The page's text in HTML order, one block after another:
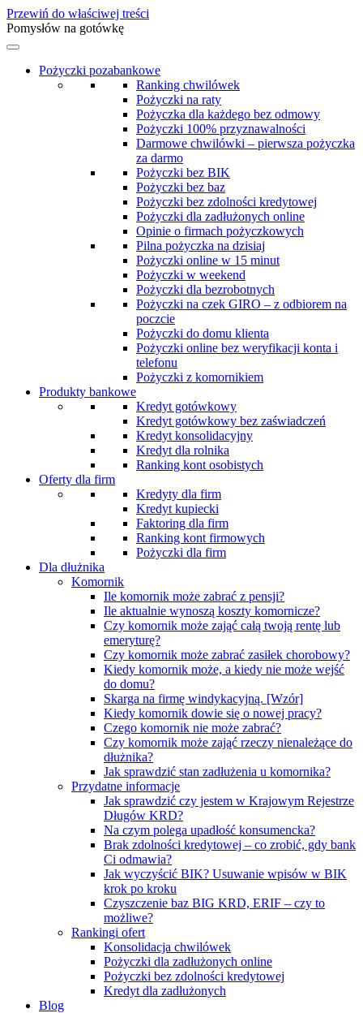
Przewiń do właściwej treści
Pomysłów na gotówkę
Pożyczki pozabankowe
Ranking chwilówek
Pożyczki na raty
Pożyczka dla każdego bez odmowy
Pożyczki 100% przyznawalności
Darmowe chwilówki – pierwsza pożyczka
za darmo
Pożyczki bez BIK
Pożyczki bez baz
Pożyczki bez zdolności kredytowej
Pożyczki dla zadłużonych online
Opinie o firmach pożyczkowych
Pilna pożyczka na dzisiaj
Pożyczki online w 15 minut
Pożyczki w weekend
Pożyczki dla bezrobotnych
Pożyczki na czek GIRO – z odbiorem na
poczcie
Pożyczki do domu klienta
Pożyczki online bez weryfikacji konta i
telefonu
Pożyczki z komornikiem
Produkty bankowe
Kredyt gotówkowy
Kredyt gotówkowy bez zaświadczeń
Kredyt konsolidacyjny
Kredyt dla rolnika
Ranking kont osobistych
Oferty dla firm
Kredyty dla firm
Kredyt kupiecki
Faktoring dla firm
Ranking kont firmowych
Pożyczki dla firm
Dla dłużnika
Komornik
Ile komornik może zabrać z pensji?
Ile aktualnie wynoszą koszty komornicze?
Czy komornik może zająć całą twoją rentę lub
emeryturę?
Czy komornik może zabrać zasiłek chorobowy?
Kiedy komornik może, a kiedy nie może wejść
do domu?
Skarga na firmę windykacyjną. [Wzór]
Kiedy komornik dowie się o nowej pracy?
Czego komornik nie może zabrać?
Czy komornik może zająć rzeczy nienależące do
dłużnika?
Jak sprawdzić stan zadłużenia u komornika?
Przydatne informacje
Jak sprawdzić czy jestem w Krajowym Rejestrze
Długów KRD?
Na czym polega upadłość konsumencka?
Brak zdolności kredytowej – co zrobić, gdy bank
Ci odmawia?
Jak wyczyścić BIK? Usuwanie wpisów w BIK
krok po kroku
Czyszczenie baz BIG KRD, ERIF – czy to
możliwe?
Rankingi ofert
Konsolidacja chwilówek
Pożyczki dla zadłużonych online
Pożyczki bez zdolności kredytowej
Kredyt dla zadłużonych
Blog